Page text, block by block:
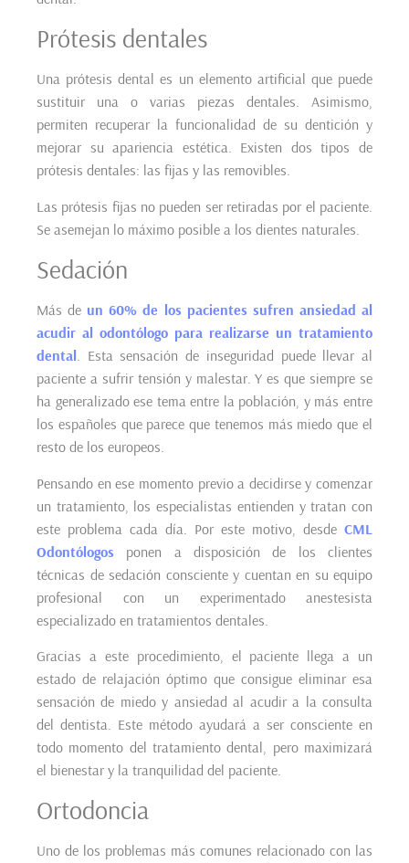
Prótesis dentales
Una prótesis dental es un elemento artificial que puede
sustituir una o varias piezas dentales. Asimismo,
permiten recuperar la funcionalidad de su dentición y
mejorar su apariencia estética. Existen dos tipos de
prótesis dentales: las fijas y las removibles.
Las prótesis fijas no pueden ser retiradas por el paciente.
Se asemejan lo máximo posible a los dientes naturales.
Sedación
Más de un 60% de los pacientes sufren ansiedad al
acudir al odontólogo para realizarse un tratamiento
dental. Esta sensación de inseguridad puede llevar al
paciente a sufrir tensión y malestar. Y es que siempre se
ha generalizado ese tema entre la población, y más entre
los españoles que parece que tenemos más miedo que el
resto de los europeos.
Pensando en ese momento previo a decidirse y comenzar
un tratamiento, los especialistas entienden y tratan con
este problema cada día. Por este motivo, desde CML
Odontólogos ponen a disposición de los clientes
técnicas de sedación consciente y cuentan en su equipo
profesional con un experimentado anestesista
especializado en tratamientos dentales.
Gracias a este procedimiento, el paciente llega a un
estado de relajación óptimo que consigue eliminar esa
sensación de miedo y ansiedad al acudir a la consulta
del dentista. Este método ayudará a ser consciente en
todo momento del tratamiento dental, pero maximizará
el bienestar y la tranquilidad del paciente.
Ortodoncia
Uno de los problemas más comunes relacionado con las